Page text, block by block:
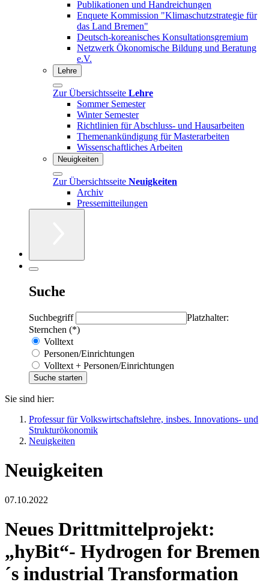
Publikationen und Handreichungen
Enquete Kommission "Klimaschutzstrategie für
das Land Bremen"
Deutsch-koreanisches Konsultationsgremium
Netzwerk Ökonomische Bildung und Beratung
e.V.
Lehre
Zur Übersichtsseite Lehre
Sommer Semester
Winter Semester
Richtlinien für Abschluss- und Hausarbeiten
Themenankündigung für Masterarbeiten
Wissenschaftliches Arbeiten
Neuigkeiten
Zur Übersichtsseite Neuigkeiten
Archiv
Pressemitteilungen
Suche
Suchbegriff
Platzhalter:
Sternchen (*)
Volltext
Personen/Einrichtungen
Volltext + Personen/Einrichtungen
Sie sind hier:
Professur für Volkswirtschaftslehre, insbes. Innovations- und
Strukturökonomik
Neuigkeiten
Neuigkeiten
07.10.2022
Neues Drittmittelprojekt:
„hyBit“- Hydrogen for Bremen
´s industrial Transformation